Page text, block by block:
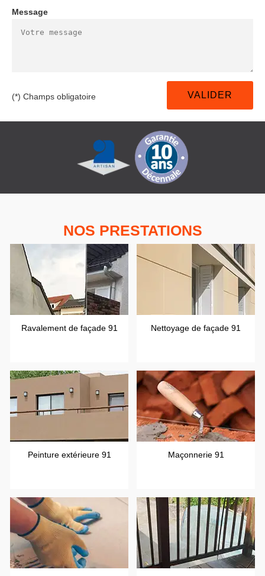
Message
(*) Champs obligatoire
NOS PRESTATIONS
Ravalement de façade 91 Nettoyage de façade 91
Peinture extérieure 91 Maçonnerie 91